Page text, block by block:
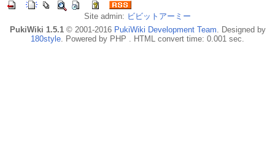
Site admin: ビビットアーミー
PukiWiki 1.5.1© 2001-2016 PukiWiki Development Team. Designed by
180style. Powered by PHP . HTML convert time: 0.001 sec.